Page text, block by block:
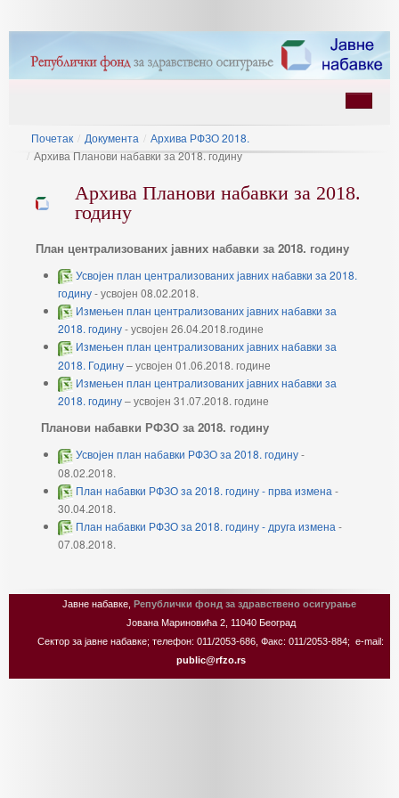
Почетак / Документа / Архива РФЗО 2018.
/ Архива Планови набавки за 2018. годину
Архива Планови набавки за 2018.
годину
План централизованих јавних набавки за 2018. годину
Усвојен план централизованих јавних набавки за 2018.
годину- усвојен 08.02.2018.
Измењен план централизованих јавних набавки за
2018. годину- усвојен 26.04.2018.године
Измењен план централизованих јавних набавки за
2018. Годину– усвојен 01.06.2018. године
Измењен план централизованих јавних набавки за
2018. годину– усвојен 31.07.2018. године
Планови набавки РФЗО за 2018. годину
Усвојен план набавки РФЗО за 2018. годину-
08.02.2018.
План набавки РФЗО за 2018. годину - прва измена -
30.04.2018.
План набавки РФЗО за 2018. годину - друга измена -
07.08.2018.
Јавне набавке,
Републички фонд за здравствено осигурање
Јована Мариновића 2, 11040 Београд
Сектор за јавне набавке; телефон: 011/2053-686, Факс: 011/2053-884; e-mail:
public@rfzo.rs